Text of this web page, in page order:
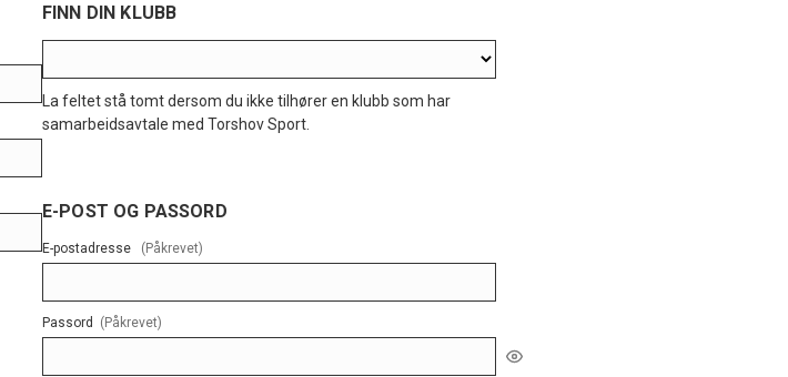
FINN DIN KLUBB
La feltet stå tomt dersom du ikke tilhører en klubb som har
samarbeidsavtale med Torshov Sport.
E-POST OG PASSORD
E-postadresse (Påkrevet)
Passord (Påkrevet)